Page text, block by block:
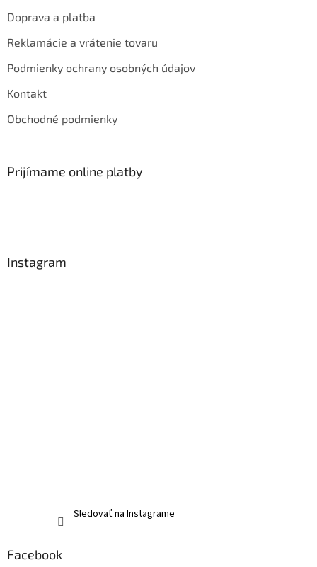
Doprava a platba
Reklamácie a vrátenie tovaru
Podmienky ochrany osobných údajov
Kontakt
Obchodné podmienky
Prijímame online platby
Instagram
Sledovať na Instagrame
Facebook